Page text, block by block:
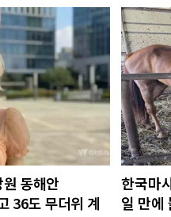
동해안
36도 무더위 계
한국마
일 만에